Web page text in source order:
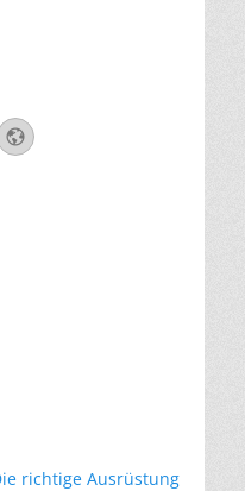
Website
richtige Ausrüstung